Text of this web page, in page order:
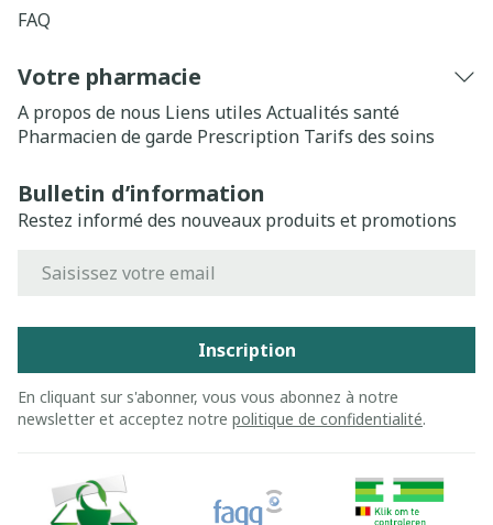
FAQ
Votre pharmacie
A propos de nous Liens utiles Actualités santé
Pharmacien de garde Prescription Tarifs des soins
Bulletin d’information
Restez informé des nouveaux produits et promotions
Inscription
En cliquant sur s'abonner, vous vous abonnez à notre
newsletter et acceptez notre politique de confidentialité.